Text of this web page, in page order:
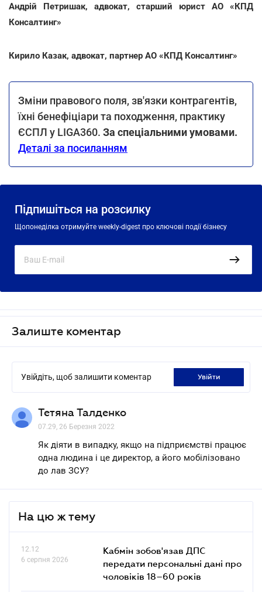
Андрій Петришак, адвокат, старший юрист АО «КПД
Консалтинг»
Кирило Казак, адвокат, партнер АО «КПД Консалтинг»
Зміни правового поля, зв'язки контрагентів,
їхні бенефіціари та походження, практику
ЄСПЛ у LIGA360. За спеціальними умовами.
Деталі за посиланням
Підпишіться на розсилку
Щопонеділка отримуйте weekly-digest про ключові події бізнесу
Залиште коментар
Увійдіть, щоб залишити коментар увійти
Тетяна Талденко
07.29, 26 Березня 2022
Як діяти в випадку, якщо на підприємстві працює
одна людина і це директор, а його мобілізовано
до лав ЗСУ?
На цю ж тему
12.12
6 серпня 2026
Кабмін зобов'язав ДПС
передати персональні дані про
чоловіків 18–60 років